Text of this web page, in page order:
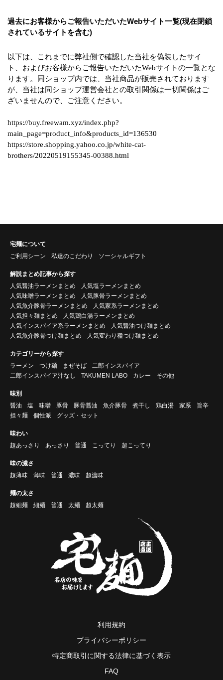
過去にお客様からご報告いただいたWebサイト一覧(現在閉鎖
されているサイトを含む)
以下は、これまでに弊社側で確認した当社を偽装したサイ
ト、およびお客様からご報告いただいたWebサイトの一覧とな
ります。同ショップ内では、当社商品が販売されております
が、当社は同ショップ運営会社との取引関係は一切関係はご
ざいませんので、ご注意ください。
https://buy.freewam.xyz/index.php?
main_page=product_info&products_id=136530
https://store.shopping.yahoo.co.jp/white-cat-
brothers/20220519155345-00388.html
宅麺について
ご利用シーン
私達のこだわり ソーシャルギフト
解説まとめ記事から探す
人気醤油ラーメンまとめ
人気塩ラーメンまとめ
人気味噌ラーメンまとめ
人気豚骨ラーメンまとめ
人気魚介豚骨ラーメンまとめ
人気家系ラーメンまとめ
人気担々麺まとめ
人気鶏白湯ラーメンまとめ
人気インスパイア系ラーメンまとめ
人気醤油つけ麺まとめ
人気魚介豚骨つけ麺まとめ
人気変わり種つけ麺まとめ
カテゴリーから探す
ラーメン
つけ麺 まぜそば
二郎インスパイア
二郎インスパイア汁なし
TAKUMEN LABO カレー その他
味別
醤油
塩 味噌 豚骨 豚骨醤油 魚介豚骨 煮干し 鶏白湯 家系
旨辛
担々麺
個性派 グッズ・セット
味わい
超あっさり
あっさり 普通 こってり 超こってり
味の濃さ
超薄味
薄味 普通 濃味 超濃味
麺の太さ
超細麺
細麺 普通 太麺 超太麺
利用規約
プライバシーポリシー
特定商取引に関する法律に基づく表示
FAQ